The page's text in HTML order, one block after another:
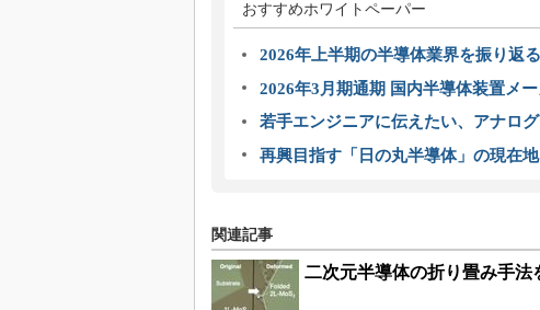
おすすめホワイトペーパー
2026年上半期の半導体業界を振り返
2026年3月期通期 国内半導体装置メ
若手エンジニアに伝えたい、アナロ
再興目指す「日の丸半導体」の現在地
関連記事
二次元半導体の折り畳み手法